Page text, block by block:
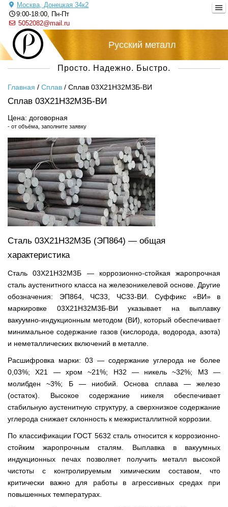
Москва, Донецкая 34к2
9:00-18:00, Пн-Пт
5052082@mail.ru
Русский металл
Просто. Надежно. Быстро.
Главная / Сплав / Сплав 03Х21Н32МЗБ-ВИ
Сплав 03Х21Н32МЗБ-ВИ
Цена: договорная
- от объёма, заполните заявку
Сталь 03Х21Н32М3Б (ЭП864) — общая
характеристика
Сталь 03Х21Н32М3Б — коррозионно-стойкая жаропрочная
сталь аустенитного класса на железоникелевой основе. Другие
обозначения: ЭП864, ЧС33, ЧС33-ВИ. Суффикс «ВИ» в
маркировке 03Х21Н32М3Б-ВИ указывает на выплавку
вакуумно-индукционным методом (ВИ), который обеспечивает
минимальное содержание газов (кислорода, водорода, азота)
и неметаллических включений в металле.
Расшифровка марки: 03 — содержание углерода не более
0,03%; Х21 — хром ~21%; Н32 — никель ~32%; М3 —
молибден ~3%; Б — ниобий. Основа сплава — железо
(остаток). Высокое содержание никеля обеспечивает
стабильную аустенитную структуру, а сверхнизкое содержание
углерода снижает склонность к межкристаллитной коррозии.
По классификации ГОСТ 5632 сталь относится к коррозионно-
стойким жаропрочным сталям. Выплавка в вакуумных
индукционных печах позволяет получить металл высокой
чистоты с контролируемым химическим составом, что
критически важно для работы в агрессивных средах при
повышенных температурах.